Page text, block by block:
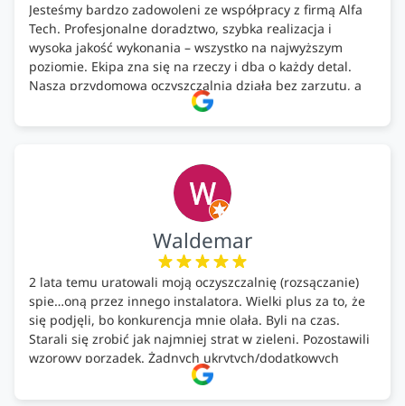
Jesteśmy bardzo zadowoleni ze współpracy z firmą Alfa
Tech. Profesjonalne doradztwo, szybka realizacja i
wysoka jakość wykonania – wszystko na najwyższym
poziomie. Ekipa zna się na rzeczy i dba o każdy detal.
Nasza przydomowa oczyszczalnia działa bez zarzutu, a
całość została wykonana zgodnie z terminem i
ustaleniami. Z czystym sumieniem polecamy Alfa Tech
ekologicznych rozwiązań!🍀
Waldemar
2 lata temu uratowali moją oczyszczalnię (rozsączanie)
spie…oną przez innego instalatora. Wielki plus za to, że
się podjęli, bo konkurencja mnie olała. Byli na czas.
Starali się zrobić jak najmniej strat w zieleni. Pozostawili
wzorowy porządek. Żadnych ukrytych/dodatkowych
kosztów. Zaskoczenie. Kontakt bardzo OK. Obsługa
pomontażowa również OK. A ich środki do oczyszczalni –